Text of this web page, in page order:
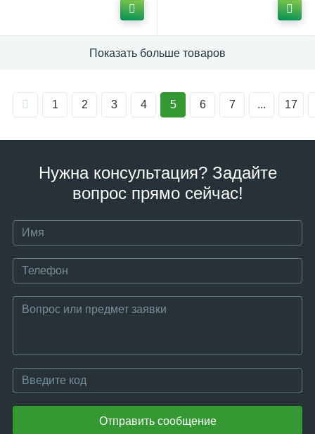
Показать больше товаров
1 2 3 4 5 6 7 ... 17
Нужна консультация? Задайте
вопрос прямо сейчас!
Отправить сообщение